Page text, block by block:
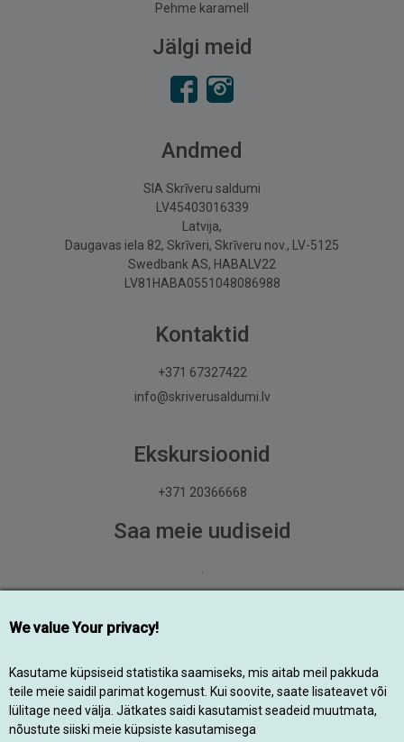
We value Your privacy!
Kasutame küpsiseid statistika saamiseks, mis aitab meil pakkuda
teile meie saidil parimat kogemust. Kui soovite, saate lisateavet või
lülitage need välja. Jätkates saidi kasutamist seadeid muutmata,
nõustute siiski meie küpsiste kasutamisega
Pehme karamell
Jälgi meid
Andmed
SIA Skrīveru saldumi
LV45403016339
Latvija,
Daugavas iela 82, Skrīveri, Skrīveru nov., LV-5125
Swedbank AS, HABALV22
LV81HABA0551048086988
Kontaktid
+371 67327422
info@skriverusaldumi.lv
Ekskursioonid
+371 20366668
Saa meie uudiseid
© 2014-2026 Kõik õigused kaitstud
Designed by